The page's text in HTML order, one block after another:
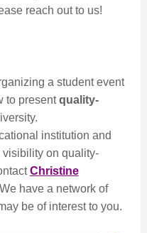
reach out to us!
a student event
to presentquality-
institution and
on quality-
Christine
have a network of
be of interest to you.